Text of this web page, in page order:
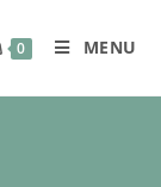
0 MENU